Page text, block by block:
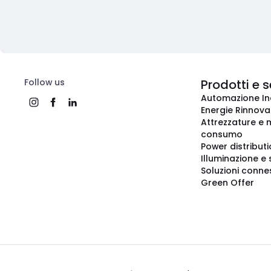
Follow us Prodotti e
Automazione
Energie
Attrezzature e
consumo
Power
Illuminazione
Soluzioni
Green Offer